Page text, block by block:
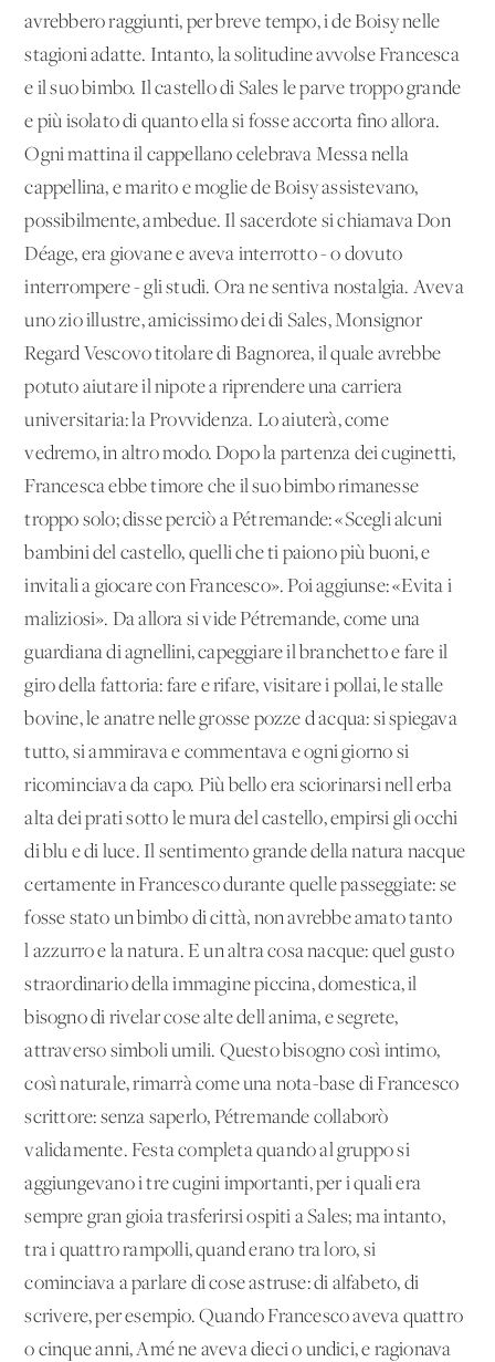
avrebbero raggiunti, per breve tempo, i de Boisy nelle
stagioni adatte. Intanto, la solitudine avvolse Francesca
e il suo bimbo. Il castello di Sales le parve troppo grande
e più isolato di quanto ella si fosse accorta fino allora.
Ogni mattina il cappellano celebrava Messa nella
cappellina, e marito e moglie de Boisy assistevano,
possibilmente, ambedue. Il sacerdote si chiamava Don
Déage, era giovane e aveva interrotto - o dovuto
interrompere - gli studi. Ora ne sentiva nostalgia. Aveva
uno zio illustre, amicissimo dei di Sales, Monsignor
Regard Vescovo titolare di Bagnorea, il quale avrebbe
potuto aiutare il nipote a riprendere una carriera
universitaria: la Provvidenza. Lo aiuterà, come
vedremo, in altro modo. Dopo la partenza dei cuginetti,
Francesca ebbe timore che il suo bimbo rimanesse
troppo solo; disse perciò a Pétremande: «Scegli alcuni
bambini del castello, quelli che ti paiono più buoni, e
invitali a giocare con Francesco». Poi aggiunse: «Evita i
maliziosi». Da allora si vide Pétremande, come una
guardiana di agnellini, capeggiare il branchetto e fare il
giro della fattoria: fare e rifare, visitare i pollai, le stalle
bovine, le anatre nelle grosse pozze d'acqua: si spiegava
tutto, si ammirava e commentava e ogni giorno si
ricominciava da capo. Più bello era sciorinarsi nell'erba
alta dei prati sotto le mura del castello, empirsi gli occhi
di blu e di luce. Il sentimento grande della natura nacque
certamente in Francesco durante quelle passeggiate: se
fosse stato un bimbo di città, non avrebbe amato tanto
l'azzurro e la natura. E un'altra cosa nacque: quel gusto
straordinario della immagine piccina, domestica, il
bisogno di rivelar cose alte dell'anima, e segrete,
attraverso simboli umili. Questo bisogno così intimo,
così naturale, rimarrà come una nota-base di Francesco
scrittore: senza saperlo, Pétremande collaborò
validamente. Festa completa quando al gruppo si
aggiungevano i tre cugini importanti, per i quali era
sempre gran gioia trasferirsi ospiti a Sales; ma intanto,
tra i quattro rampolli, quand'erano tra loro, si
cominciava a parlare di cose astruse: di alfabeto, di
scrivere, per esempio. Quando Francesco aveva quattro
o cinque anni, Amé ne aveva dieci o undici, e ragionava